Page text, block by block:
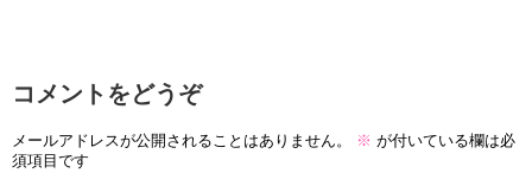
コメントをどうぞ
メールアドレスが公開されることはありません。 ※ が付いている欄は必
須項目です